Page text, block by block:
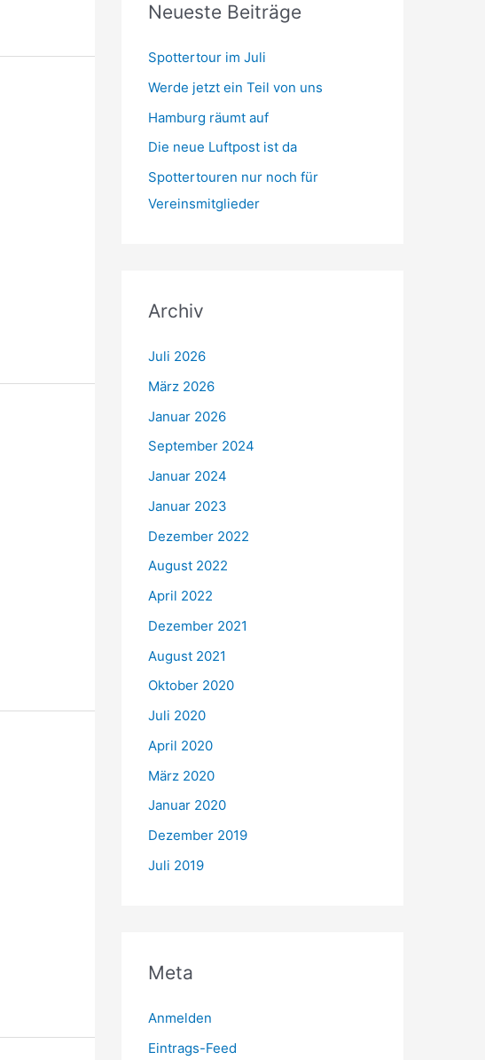
Neueste Beiträge
Spottertour im Juli
Werde jetzt ein Teil von uns
Hamburg räumt auf
Die neue Luftpost ist da
Spottertouren nur noch für
Vereinsmitglieder
Archiv
Juli 2026
März 2026
Januar 2026
September 2024
Januar 2024
Januar 2023
Dezember 2022
August 2022
April 2022
Dezember 2021
August 2021
Oktober 2020
Juli 2020
April 2020
März 2020
Januar 2020
Dezember 2019
Juli 2019
Meta
Anmelden
Eintrags-Feed